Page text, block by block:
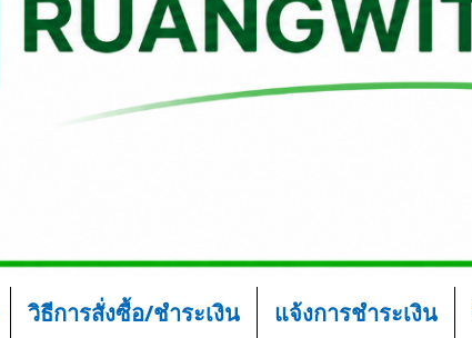
วิธีการสั่งซื้อ/ชำระเงิน แจ้งการชำระเงิน